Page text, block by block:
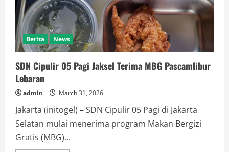
Berita News
SDN Cipulir 05 Pagi Jaksel Terima MBG Pascamlibur
Lebaran
admin March 31, 2026
Jakarta (initogel) – SDN Cipulir 05 Pagi di Jakarta
Selatan mulai menerima program Makan Bergizi
Gratis (MBG)...